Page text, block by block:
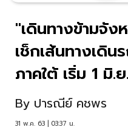
"เดินทางข้ามจัง
เช็กเส้นทางเดิ
ภาคใต้ เริ่ม 1 มิ.
By ปารณีย์ คชพร
31 พ.ค. 63 | 03:37 น.